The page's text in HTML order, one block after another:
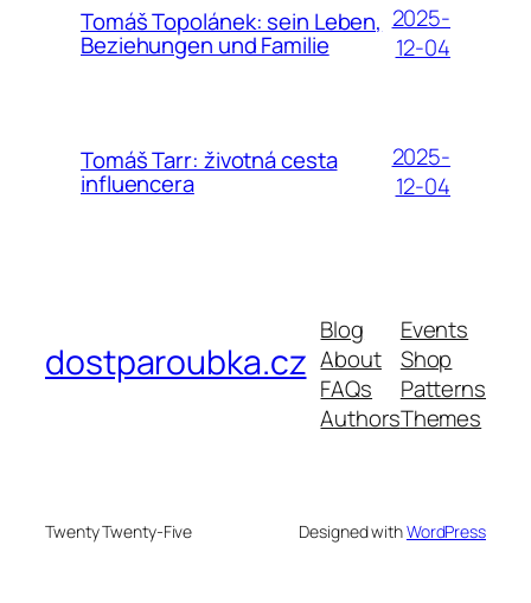
Tomáš Topolánek: sein Leben,
Beziehungen und Familie
2025-
12-04
Tomáš Tarr: životná cesta
influencera
2025-
12-04
dostparoubka.cz
Blog
About
FAQs
Authors
Events
Shop
Patterns
Themes
Twenty Twenty-Five Designed withWordPress